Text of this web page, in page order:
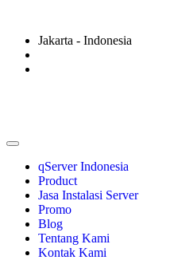
Jakarta - Indonesia
qServer Indonesia
Product
Jasa Instalasi Server
Promo
Blog
Tentang Kami
Kontak Kami